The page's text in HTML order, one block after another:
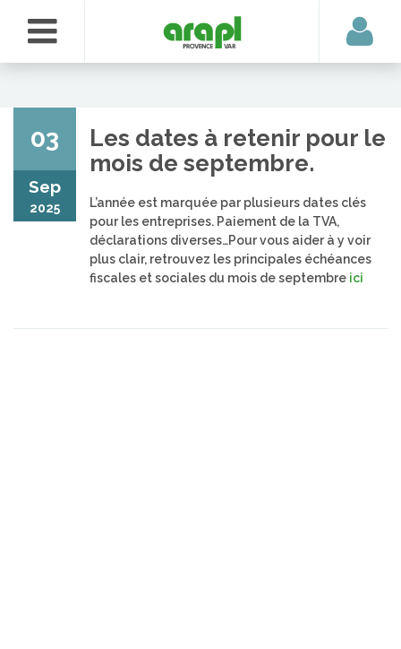
03
Sep
2025
Les dates à retenir pour le
mois de septembre.
L’année est marquée par plusieurs dates clés
pour les entreprises. Paiement de la TVA,
déclarations diverses…Pour vous aider à y voir
plus clair, retrouvez les principales échéances
fiscales et sociales du mois de septembre ici